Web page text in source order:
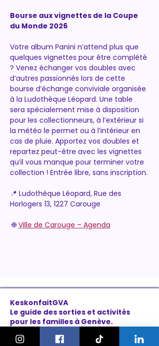
Bourse aux vignettes de la Coupe
du Monde 2026
Votre album Panini n’attend plus que
quelques vignettes pour être complété
? Venez échanger vos doubles avec
d’autres passionnés lors de cette
bourse d’échange conviviale organisée
à la Ludothèque Léopard. Une table
sera spécialement mise à disposition
pour les collectionneurs, à l’extérieur si
la météo le permet ou à l’intérieur en
cas de pluie. Apportez vos doubles et
repartez peut-être avec les vignettes
qu’il vous manque pour terminer votre
collection ! Entrée libre, sans inscription.
📍 Ludothèque Léopard, Rue des
Horlogers 13, 1227 Carouge
🌐 Ville de Carouge – Agenda
KeskonfaitGVA
Le guide des sorties et activités
pour les familles à Genève.
On bouge les familles ou bien ?!